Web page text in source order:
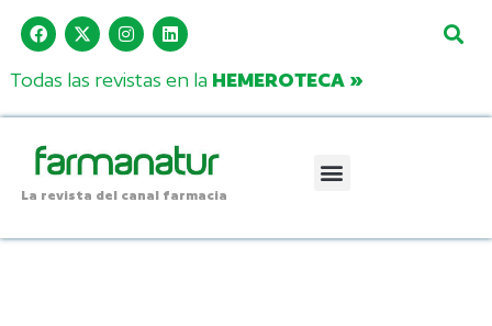
Todas las revistas en la HEMEROTECA »
La revista del canal farmacia